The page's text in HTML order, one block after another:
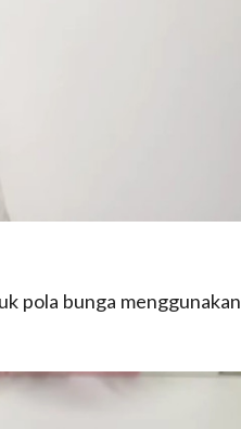
pola bunga menggunakan